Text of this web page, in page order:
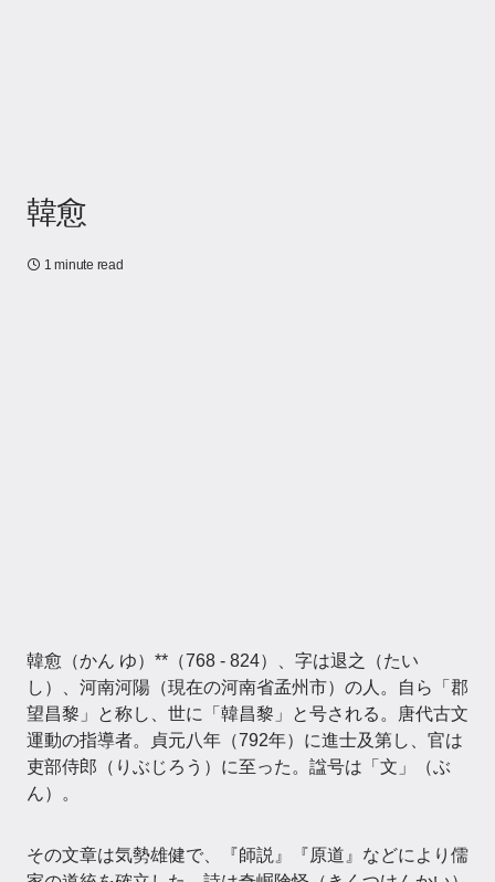
韓愈
1 minute read
韓愈（かん ゆ）**（768 - 824）、字は退之（たい
し）、河南河陽（現在の河南省孟州市）の人。自ら「郡
望昌黎」と称し、世に「韓昌黎」と号される。唐代古文
運動の指導者。貞元八年（792年）に進士及第し、官は
吏部侍郎（りぶじろう）に至った。諡号は「文」（ぶ
ん）。
その文章は気勢雄健で、『師説』『原道』などにより儒